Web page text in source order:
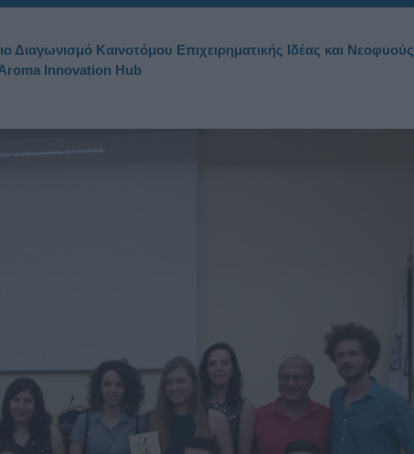
Καινοτόμου Επιχειρηματικής Ιδέας και Νεοφυούς
Innovation Hub